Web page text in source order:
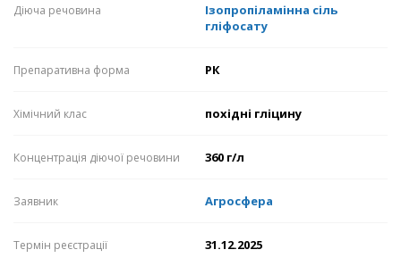
Діюча речовина
Ізопропіламінна сіль
гліфосату
Препаративна форма РК
Хімічний клас похідні гліцину
Концентрація діючої речовини 360 г/л
Заявник Агросфера
Термін реєстрації 31.12.2025